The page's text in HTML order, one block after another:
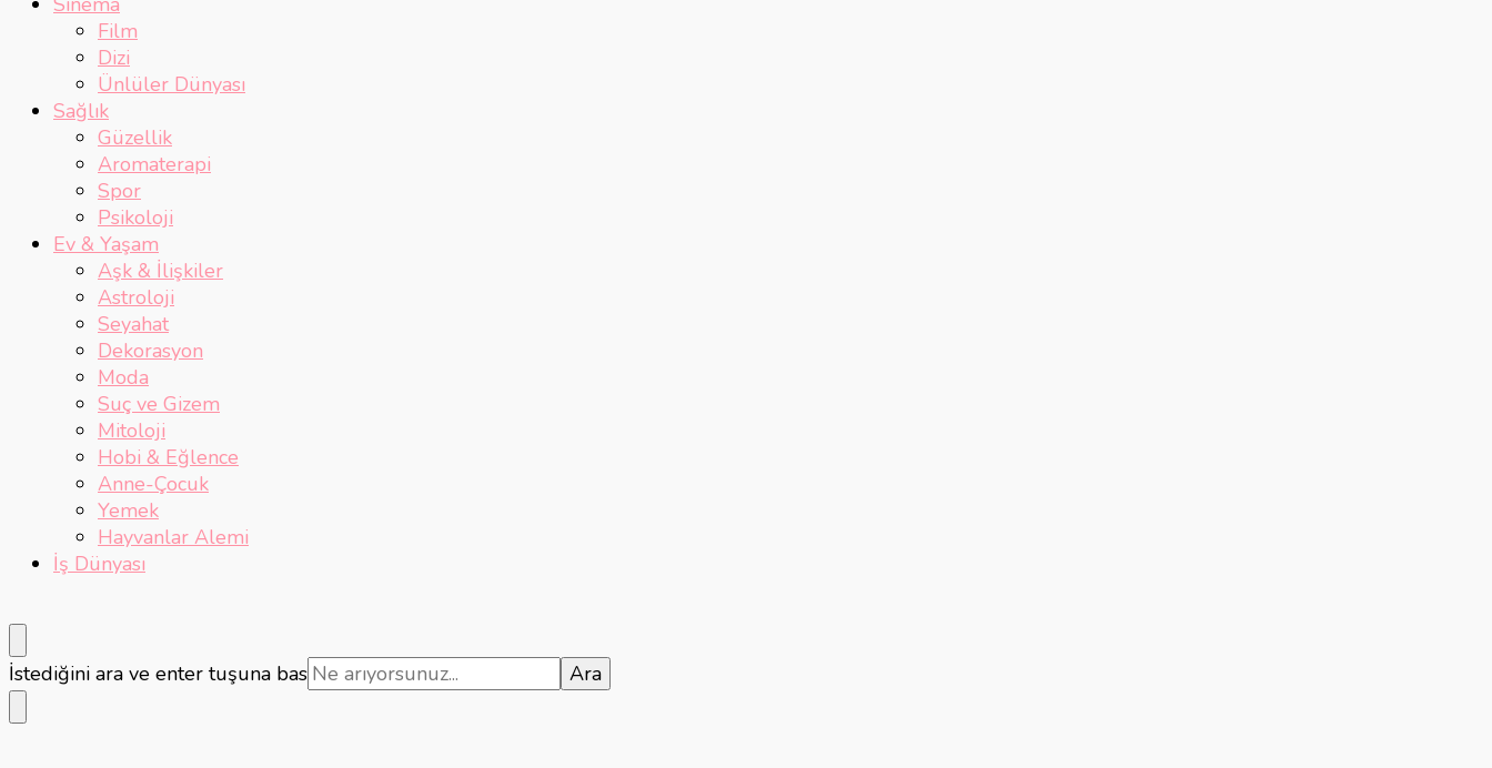
Film
Dizi
Ünlüler Dünyası
Sağlık
Güzellik
Aromaterapi
Spor
Psikoloji
Ev & Yaşam
Aşk & İlişkiler
Astroloji
Seyahat
Dekorasyon
Moda
Suç ve Gizem
Mitoloji
Hobi & Eğlence
Anne-Çocuk
Yemek
Hayvanlar Alemi
İş Dünyası
Bir
şey
mi
İstediğini ara ve enter tuşuna bas